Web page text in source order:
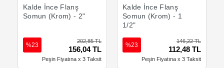
Kalde İnce Flanş
Somun (Krom) - 2"
202,85 TL
156,04 TL
%23
Peşin Fiyatına x 3 Taksit
Kalde İnce Flanş
Somun (Krom) - 1
1/2"
146,22 TL
112,48 TL
%23
Peşin Fiyatına x 3 Taksit